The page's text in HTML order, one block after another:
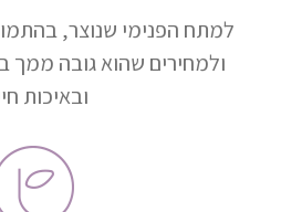
למתח הפנימי שנוצר,
ולמחירים שהוא גובה ממך
ובאיכות